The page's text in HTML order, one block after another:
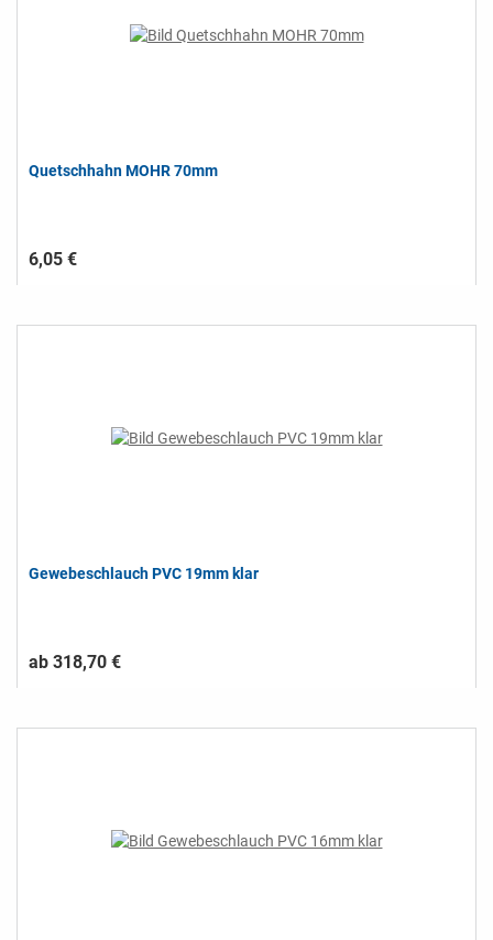
Quetschhahn MOHR 70mm
6,05 €
Gewebeschlauch PVC 19mm klar
ab 318,70 €